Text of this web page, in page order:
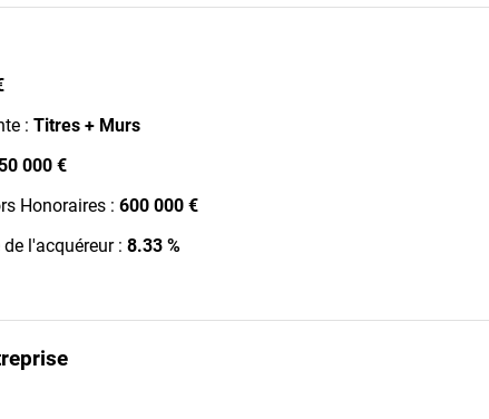
: Titres + Murs
000 €
Honoraires : 600 000 €
l'acquéreur : 8.33 %